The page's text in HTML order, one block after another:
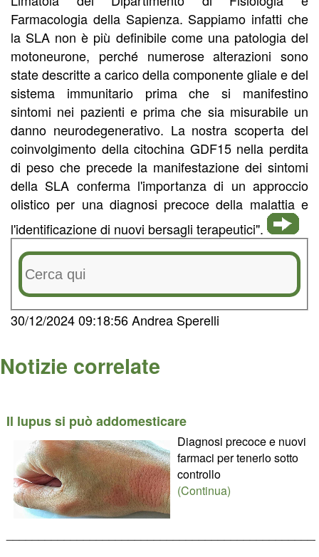
Farmacologia della Sapienza. Sappiamo infatti che
la SLA non è più definibile come una patologia del
motoneurone, perché numerose alterazioni sono
state descritte a carico della componente gliale e del
sistema immunitario prima che si manifestino
sintomi nei pazienti e prima che sia misurabile un
danno neurodegenerativo. La nostra scoperta del
coinvolgimento della citochina GDF15 nella perdita
di peso che precede la manifestazione dei sintomi
della SLA conferma l'importanza di un approccio
olistico per una diagnosi precoce della malattia e
l'identificazione di nuovi bersagli terapeutici".
30/12/2024 09:18:56 Andrea Sperelli
Notizie correlate
Il lupus si può addomesticare
Diagnosi precoce e nuovi
farmaci per tenerlo sotto
controllo
(Continua)